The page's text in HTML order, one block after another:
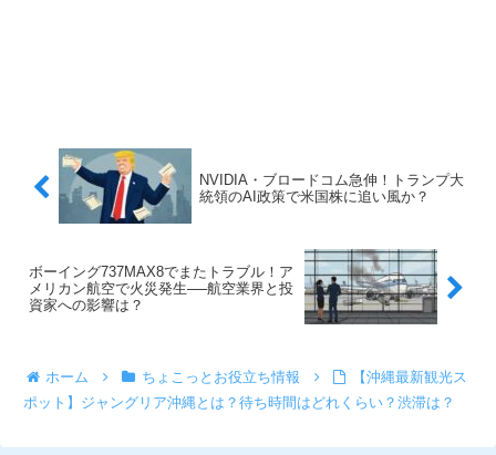
NVIDIA・ブロードコム急伸！トランプ大
統領のAI政策で米国株に追い風か？
ボーイング737MAX8でまたトラブル！ア
メリカン航空で火災発生──航空業界と投
資家への影響は？
ホーム ちょこっとお役立ち情報
【沖縄最新観光ス
ポット】ジャングリア沖縄とは？待ち時間はどれくらい？渋滞は？